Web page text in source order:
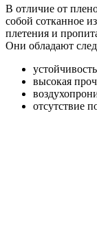
В отличие от
собой сотканное
плетения и
Они обладают
высокая
отсутствие